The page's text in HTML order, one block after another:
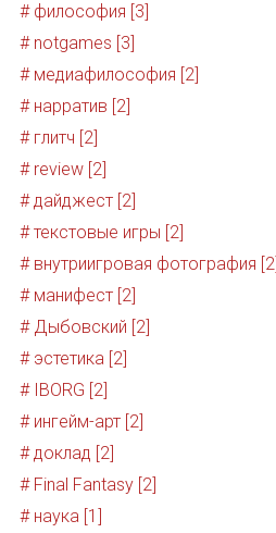
# философия [3]
# notgames [3]
# медиафилософия [2]
# нарратив [2]
# глитч [2]
# review [2]
# дайджест [2]
# текстовые игры [2]
# внутриигровая фотография [2]
# манифест [2]
# Дыбовский [2]
# эстетика [2]
# IBORG [2]
# ингейм-арт [2]
# доклад [2]
# Final Fantasy [2]
# наука [1]